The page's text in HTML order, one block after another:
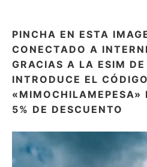
PINCHA EN ESTA
CONECTADO A
GRACIAS A LA ESIM
INTRODUCE EL CÓDIGO
«MIMOCHILAMEPESA»
5% DE DESCUENTO